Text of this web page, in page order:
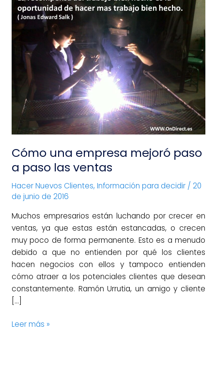
Cómo una empresa mejoró paso
a paso las ventas
Hacer Nuevos Clientes, Información para decidir/ 20
de junio de 2016
Muchos empresarios están luchando por crecer en
ventas, ya que estas están estancadas, o crecen
muy poco de forma permanente. Esto es a menudo
debido a que no entienden por qué los clientes
hacen negocios con ellos y tampoco entienden
cómo atraer a los potenciales clientes que desean
constantemente. Ramón Urrutia, un amigo y cliente
[…]
una
empresa
mejoró
paso
ventas
Leer más »